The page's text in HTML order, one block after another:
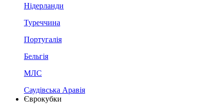
Нідерланди
Туреччина
Португалія
Бельгія
МЛС
Саудівська Аравія
Єврокубки